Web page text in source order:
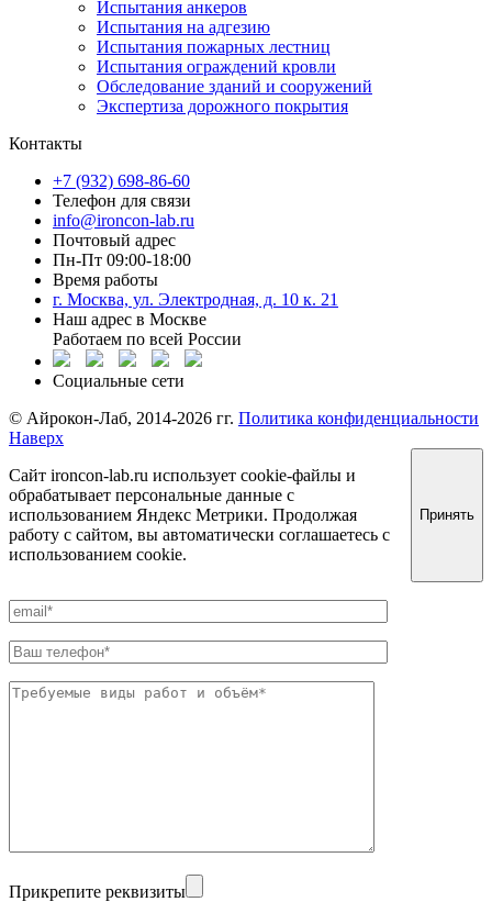
Испытания анкеров
Испытания на адгезию
Испытания пожарных лестниц
Испытания ограждений кровли
Обследование зданий и сооружений
Экспертиза дорожного покрытия
Контакты
+7 (932) 698-86-60
Телефон для связи
info@ironcon-lab.ru
Почтовый адрес
Пн-Пт 09:00-18:00
Время работы
г. Москва, ул. Электродная, д. 10 к. 21
Наш адрес в Москве
Работаем по всей России
Социальные сети
©️ Айрокон-Лаб, 2014-2026 гг. Политика конфиденциальности
Наверх
Сайт ironcon-lab.ru использует cookie-файлы и
обрабатывает персональные данные с
использованием Яндекс Метрики. Продолжая
работу с сайтом, вы автоматически соглашаетесь с
использованием cookie.
Принять
Прикрепите реквизиты